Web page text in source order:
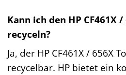
Kann ich den HP CF461X
recyceln?
Ja, der HP CF461X / 656X
recycelbar. HP bietet ein